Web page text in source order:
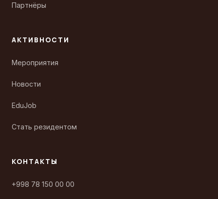
Партнёры
АКТИВНОСТИ
Мероприятия
Новости
EduJob
Стать резидентом
КОНТАКТЫ
+998 78 150 00 00